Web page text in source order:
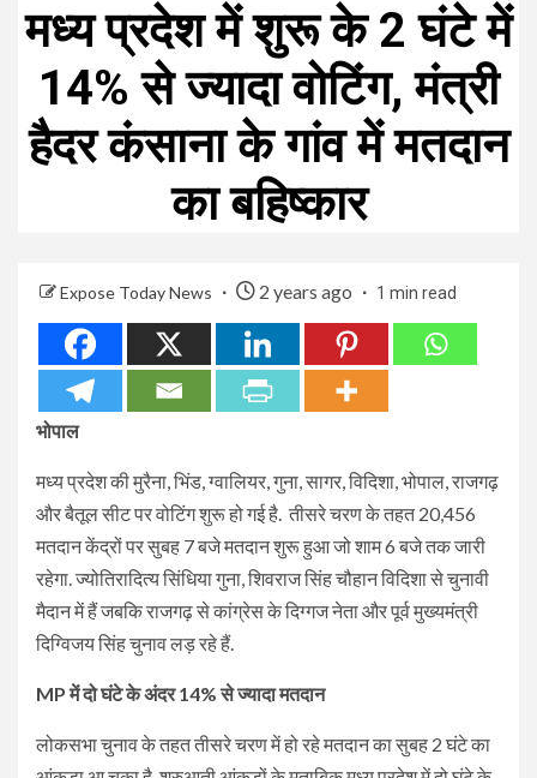
मध्य प्रदेश में शुरू के 2 घंटे में
14% से ज्यादा वोटिंग, मंत्री
हैदर कंसाना के गांव में मतदान
का बहिष्कार
Expose Today News 2 years ago 1 min read
भोपाल
मध्य प्रदेश की मुरैना, भिंड, ग्वालियर, गुना, सागर, विदिशा, भोपाल, राजगढ़
और बैतूल सीट पर वोटिंग शुरू हो गई है. तीसरे चरण के तहत 20,456
मतदान केंद्रों पर सुबह 7 बजे मतदान शुरू हुआ जो शाम 6 बजे तक जारी
रहेगा. ज्योतिरादित्य सिंधिया गुना, शिवराज सिंह चौहान विदिशा से चुनावी
मैदान में हैं जबकि राजगढ़ से कांग्रेस के दिग्गज नेता और पूर्व मुख्यमंत्री
दिग्विजय सिंह चुनाव लड़ रहे हैं.
MP में दो घंटे के अंदर 14% से ज्यादा मतदान
लोकसभा चुनाव के तहत तीसरे चरण में हो रहे मतदान का सुबह 2 घंटे का